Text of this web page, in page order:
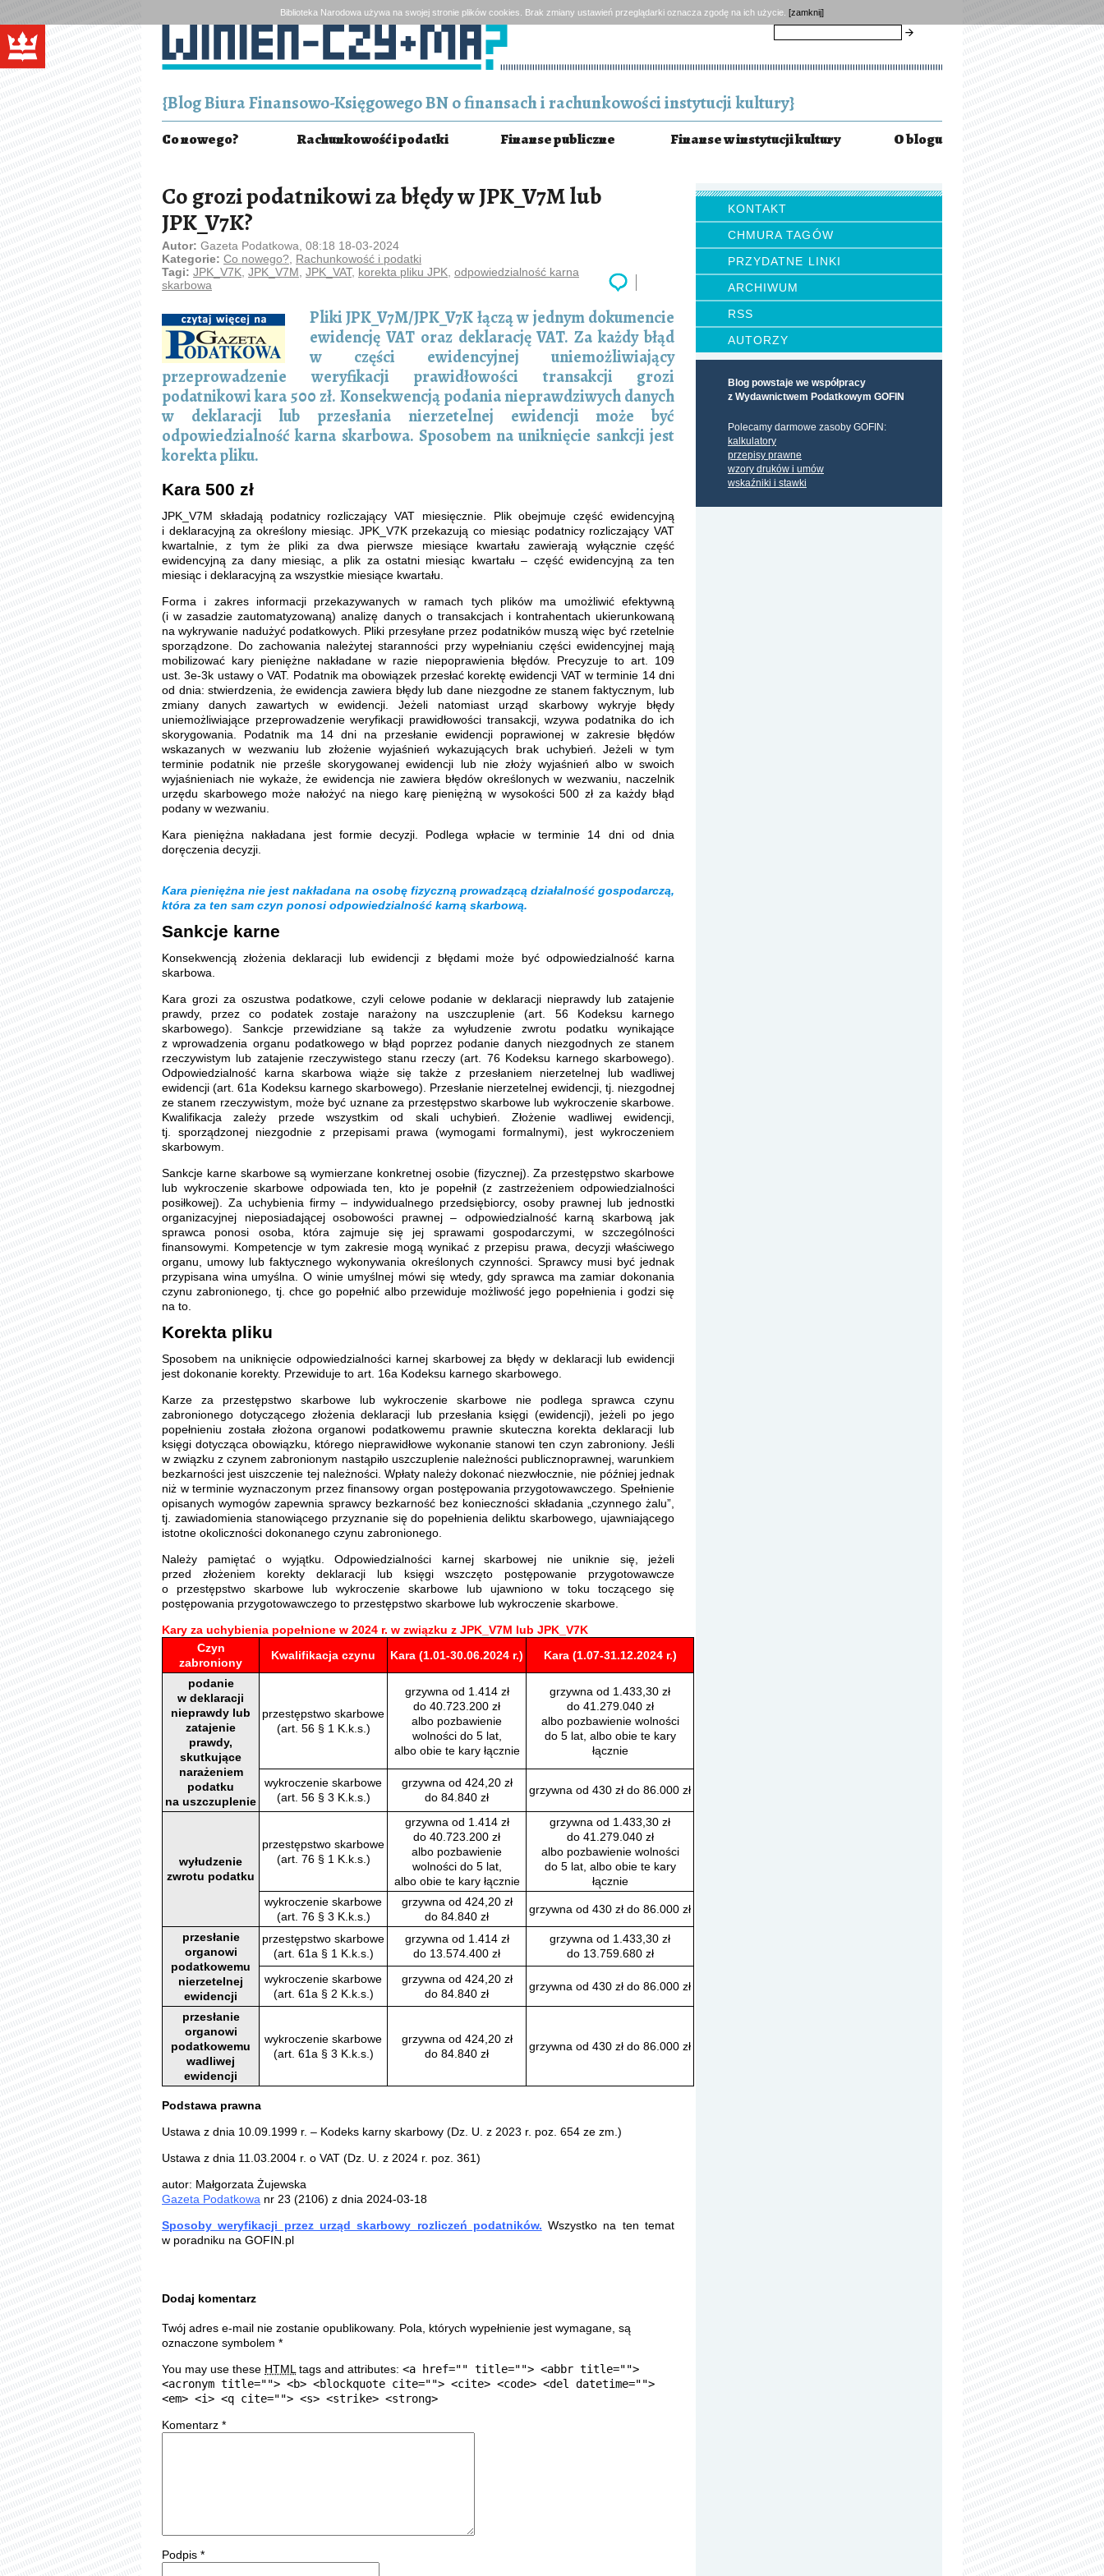
Biblioteka Narodowa używa na swojej stronie plików cookies. Brak zmiany ustawień przeglądarki oznacza zgodę na ich użycie. [zamknij]
{Blog Biura Finansowo-Księgowego BN o finansach i rachunkowości instytucji kultury}
Co nowego? Rachunkowość i podatki Finanse publiczne Finanse w instytucji kultury O blogu
KONTAKT
CHMURA TAGÓW
PRZYDATNE LINKI
ARCHIWUM
RSS
AUTORZY
Blog powstaje we współpracy
z Wydawnictwem Podatkowym GOFIN
Polecamy darmowe zasoby GOFIN:
kalkulatory
przepisy prawne
wzory druków i umów
wskaźniki i stawki
Co grozi podatnikowi za błędy w JPK_V7M lub
JPK_V7K?
Autor: Gazeta Podatkowa, 08:18 18-03-2024
Kategorie: Co nowego? Rachunkowość i podatki
Tagi: JPK_V7K JPK_V7M JPK_VAT, korekta pliku JPK odpowiedzialność karna
skarbowa
Pliki JPK_V7M/JPK_V7K łączą w jednym dokumencie
ewidencję VAT oraz deklarację VAT. Za każdy błąd
w części ewidencyjnej uniemożliwiający
przeprowadzenie weryfikacji prawidłowości transakcji grozi
podatnikowi kara 500 zł. Konsekwencją podania nieprawdziwych danych
w deklaracji lub przesłania nierzetelnej ewidencji może być
odpowiedzialność karna skarbowa. Sposobem na uniknięcie sankcji jest
korekta pliku.
Kara 500 zł
JPK_V7M składają podatnicy rozliczający VAT miesięcznie. Plik obejmuje część ewidencyjną
i deklaracyjną za określony miesiąc. JPK_V7K przekazują co miesiąc podatnicy rozliczający VAT
kwartalnie, z tym że pliki za dwa pierwsze miesiące kwartału zawierają wyłącznie część
ewidencyjną za dany miesiąc, a plik za ostatni miesiąc kwartału – część ewidencyjną za ten
miesiąc i deklaracyjną za wszystkie miesiące kwartału.
Forma i zakres informacji przekazywanych w ramach tych plików ma umożliwić efektywną
(i w zasadzie zautomatyzowaną) analizę danych o transakcjach i kontrahentach ukierunkowaną
na wykrywanie nadużyć podatkowych. Pliki przesyłane przez podatników muszą więc być rzetelnie
sporządzone. Do zachowania należytej staranności przy wypełnianiu części ewidencyjnej mają
mobilizować kary pieniężne nakładane w razie niepoprawienia błędów. Precyzuje to art. 109
ust. 3e-3k ustawy o VAT. Podatnik ma obowiązek przesłać korektę ewidencji VAT w terminie 14 dni
od dnia: stwierdzenia, że ewidencja zawiera błędy lub dane niezgodne ze stanem faktycznym, lub
zmiany danych zawartych w ewidencji. Jeżeli natomiast urząd skarbowy wykryje błędy
uniemożliwiające przeprowadzenie weryfikacji prawidłowości transakcji, wzywa podatnika do ich
skorygowania. Podatnik ma 14 dni na przesłanie ewidencji poprawionej w zakresie błędów
wskazanych w wezwaniu lub złożenie wyjaśnień wykazujących brak uchybień. Jeżeli w tym
terminie podatnik nie prześle skorygowanej ewidencji lub nie złoży wyjaśnień albo w swoich
wyjaśnieniach nie wykaże, że ewidencja nie zawiera błędów określonych w wezwaniu, naczelnik
urzędu skarbowego może nałożyć na niego karę pieniężną w wysokości 500 zł za każdy błąd
podany w wezwaniu.
Kara pieniężna nakładana jest formie decyzji. Podlega wpłacie w terminie 14 dni od dnia
doręczenia decyzji.
Kara pieniężna nie jest nakładana na osobę fizyczną prowadzącą działalność gospodarczą,
która za ten sam czyn ponosi odpowiedzialność karną skarbową.
Sankcje karne
Konsekwencją złożenia deklaracji lub ewidencji z błędami może być odpowiedzialność karna
skarbowa.
Kara grozi za oszustwa podatkowe, czyli celowe podanie w deklaracji nieprawdy lub zatajenie
prawdy, przez co podatek zostaje narażony na uszczuplenie (art. 56 Kodeksu karnego
skarbowego). Sankcje przewidziane są także za wyłudzenie zwrotu podatku wynikające
z wprowadzenia organu podatkowego w błąd poprzez podanie danych niezgodnych ze stanem
rzeczywistym lub zatajenie rzeczywistego stanu rzeczy (art. 76 Kodeksu karnego skarbowego).
Odpowiedzialność karna skarbowa wiąże się także z przesłaniem nierzetelnej lub wadliwej
ewidencji (art. 61a Kodeksu karnego skarbowego). Przesłanie nierzetelnej ewidencji, tj. niezgodnej
ze stanem rzeczywistym, może być uznane za przestępstwo skarbowe lub wykroczenie skarbowe.
Kwalifikacja zależy przede wszystkim od skali uchybień. Złożenie wadliwej ewidencji,
tj. sporządzonej niezgodnie z przepisami prawa (wymogami formalnymi), jest wykroczeniem
skarbowym.
Sankcje karne skarbowe są wymierzane konkretnej osobie (fizycznej). Za przestępstwo skarbowe
lub wykroczenie skarbowe odpowiada ten, kto je popełnił (z zastrzeżeniem odpowiedzialności
posiłkowej). Za uchybienia firmy – indywidualnego przedsiębiorcy, osoby prawnej lub jednostki
organizacyjnej nieposiadającej osobowości prawnej – odpowiedzialność karną skarbową jak
sprawca ponosi osoba, która zajmuje się jej sprawami gospodarczymi, w szczególności
finansowymi. Kompetencje w tym zakresie mogą wynikać z przepisu prawa, decyzji właściwego
organu, umowy lub faktycznego wykonywania określonych czynności. Sprawcy musi być jednak
przypisana wina umyślna. O winie umyślnej mówi się wtedy, gdy sprawca ma zamiar dokonania
czynu zabronionego, tj. chce go popełnić albo przewiduje możliwość jego popełnienia i godzi się
na to.
Korekta pliku
Sposobem na uniknięcie odpowiedzialności karnej skarbowej za błędy w deklaracji lub ewidencji
jest dokonanie korekty. Przewiduje to art. 16a Kodeksu karnego skarbowego.
Karze za przestępstwo skarbowe lub wykroczenie skarbowe nie podlega sprawca czynu
zabronionego dotyczącego złożenia deklaracji lub przesłania księgi (ewidencji), jeżeli po jego
popełnieniu została złożona organowi podatkowemu prawnie skuteczna korekta deklaracji lub
księgi dotycząca obowiązku, którego nieprawidłowe wykonanie stanowi ten czyn zabroniony. Jeśli
w związku z czynem zabronionym nastąpiło uszczuplenie należności publicznoprawnej, warunkiem
bezkarności jest uiszczenie tej należności. Wpłaty należy dokonać niezwłocznie, nie później jednak
niż w terminie wyznaczonym przez finansowy organ postępowania przygotowawczego. Spełnienie
opisanych wymogów zapewnia sprawcy bezkarność bez konieczności składania „czynnego żalu”,
tj. zawiadomienia stanowiącego przyznanie się do popełnienia deliktu skarbowego, ujawniającego
istotne okoliczności dokonanego czynu zabronionego.
Należy pamiętać o wyjątku. Odpowiedzialności karnej skarbowej nie uniknie się, jeżeli
przed złożeniem korekty deklaracji lub księgi wszczęto postępowanie przygotowawcze
o przestępstwo skarbowe lub wykroczenie skarbowe lub ujawniono w toku toczącego się
postępowania przygotowawczego to przestępstwo skarbowe lub wykroczenie skarbowe.
Kary za uchybienia popełnione w 2024 r. w związku z JPK_V7M lub JPK_V7K
Czyn
zabroniony
Kwalifikacja czynu Kara (1.01-30.06.2024 r.) Kara (1.07-31.12.2024 r.)
podanie
w deklaracji
nieprawdy lub
zatajenie
prawdy,
skutkujące
narażeniem
podatku
na uszczuplenie
przestępstwo skarbowe
(art. 56 § 1 K.k.s.)
grzywna od 1.414 zł
do 40.723.200 zł
albo pozbawienie
wolności do 5 lat,
albo obie te kary łącznie
grzywna od 1.433,30 zł
do 41.279.040 zł
albo pozbawienie wolności
do 5 lat, albo obie te kary
łącznie
wykroczenie skarbowe
(art. 56 § 3 K.k.s.)
grzywna od 424,20 zł
do 84.840 zł
grzywna od 430 zł do 86.000 zł
wyłudzenie
zwrotu podatku
przestępstwo skarbowe
(art. 76 § 1 K.k.s.)
grzywna od 1.414 zł
do 40.723.200 zł
albo pozbawienie
wolności do 5 lat,
albo obie te kary łącznie
grzywna od 1.433,30 zł
do 41.279.040 zł
albo pozbawienie wolności
do 5 lat, albo obie te kary
łącznie
wykroczenie skarbowe
(art. 76 § 3 K.k.s.)
grzywna od 424,20 zł
do 84.840 zł
grzywna od 430 zł do 86.000 zł
przesłanie
organowi
podatkowemu
nierzetelnej
ewidencji
przestępstwo skarbowe
(art. 61a § 1 K.k.s.)
grzywna od 1.414 zł
do 13.574.400 zł
grzywna od 1.433,30 zł
do 13.759.680 zł
wykroczenie skarbowe
(art. 61a § 2 K.k.s.)
grzywna od 424,20 zł
do 84.840 zł
grzywna od 430 zł do 86.000 zł
przesłanie
organowi
podatkowemu
wadliwej
ewidencji
wykroczenie skarbowe
(art. 61a § 3 K.k.s.)
grzywna od 424,20 zł
do 84.840 zł
grzywna od 430 zł do 86.000 zł
Podstawa prawna
Ustawa z dnia 10.09.1999 r. – Kodeks karny skarbowy (Dz. U. z 2023 r. poz. 654 ze zm.)
Ustawa z dnia 11.03.2004 r. o VAT (Dz. U. z 2024 r. poz. 361)
autor: Małgorzata Żujewska
Gazeta Podatkowa nr 23 (2106) z dnia 2024-03-18
Sposoby weryfikacji przez urząd skarbowy rozliczeń podatników. Wszystko na ten temat
w poradniku na GOFIN.pl
Dodaj komentarz
Twój adres e-mail nie zostanie opublikowany. Pola, których wypełnienie jest wymagane, są
oznaczone symbolem *
You may use these HTMLtags and attributes: <a href="" title=""> <abbr title="">
<acronym title=""> <b> <blockquote cite=""> <cite> <code> <del datetime="">
<em> <i> <q cite=""> <s> <strike> <strong>
Komentarz *
Podpis *